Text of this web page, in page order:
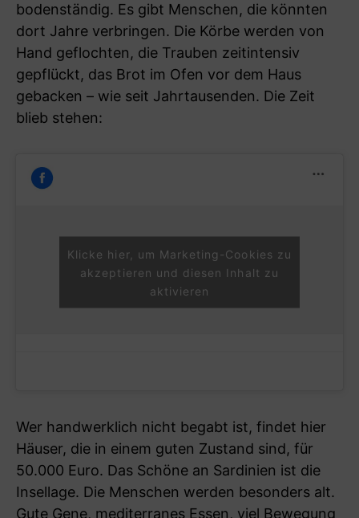
bodenständig. Es gibt Menschen, die könnten
dort Jahre verbringen. Die Körbe werden von
Hand geflochten, die Trauben zeitintensiv
gepflückt, das Brot im Ofen vor dem Haus
gebacken – wie seit Jahrtausenden. Die Zeit
blieb stehen:
Klicke hier, um Marketing-Cookies zu
akzeptieren und diesen Inhalt zu
aktivieren
Wer handwerklich nicht begabt ist, findet hier
Häuser, die in einem guten Zustand sind, für
50.000 Euro. Das Schöne an Sardinien ist die
Insellage. Die Menschen werden besonders alt.
Gute Gene, mediterranes Essen, viel Bewegung